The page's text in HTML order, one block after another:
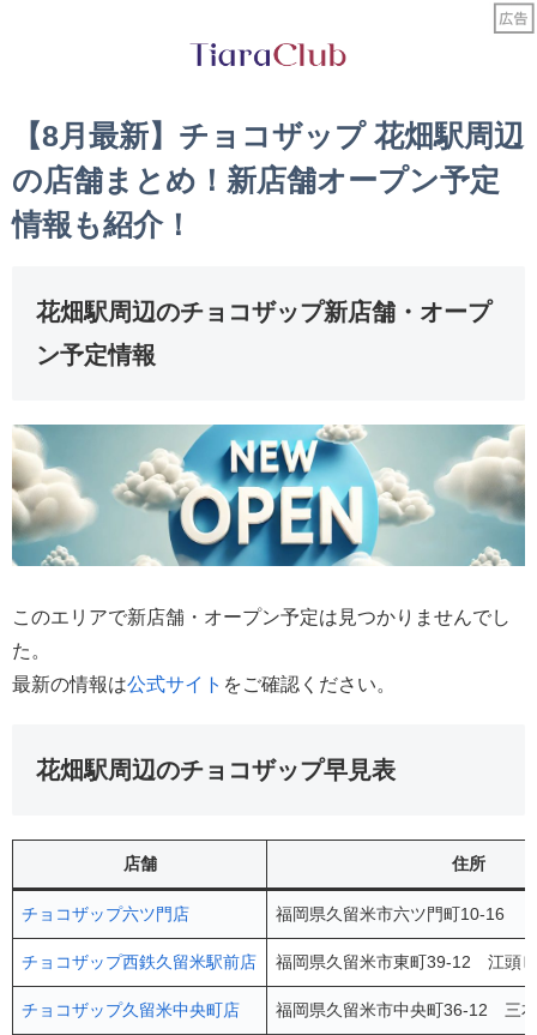
【8月最新】チョコザップ 花畑駅周辺
の店舗まとめ！新店舗オープン予定
情報も紹介！
花畑駅周辺のチョコザップ新店舗・オープ
ン予定情報
このエリアで新店舗・オープン予定は見つかりませんでし
た。
最新の情報は公式サイト をご確認ください。
花畑駅周辺のチョコザップ早見表
店舗 住所
チョコザップ六ツ門店 福岡県久留米市六ツ門町10-16
チョコザップ西鉄久留米駅前店 福岡県久留米市東町39-12 江頭
チョコザップ久留米中央町店 福岡県久留米市中央町36-12 三